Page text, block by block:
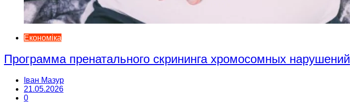
Економіка
Программа пренатального скрининга хромосомных нарушений
Іван Мазур
21.05.2026
0